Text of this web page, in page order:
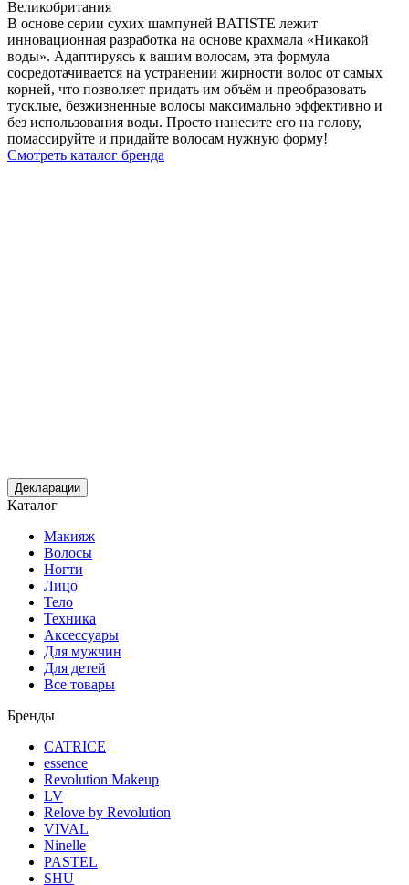
Великобритания
В основе серии сухих шампуней BATISTE лежит
инновационная разработка на основе крахмала «Никакой
воды». Адаптируясь к вашим волосам, эта формула
сосредотачивается на устранении жирности волос от самых
корней, что позволяет придать им объём и преобразовать
тусклые, безжизненные волосы максимально эффективно и
без использования воды. Просто нанесите его на голову,
помассируйте и придайте волосам нужную форму!
Смотреть каталог бренда
Декларации
Каталог
Макияж
Волосы
Ногти
Лицо
Тело
Техника
Аксессуары
Для мужчин
Для детей
Все товары
Бренды
CATRICE
essence
Revolution Makeup
LV
Relove by Revolution
VIVAL
Ninelle
PASTEL
SHU